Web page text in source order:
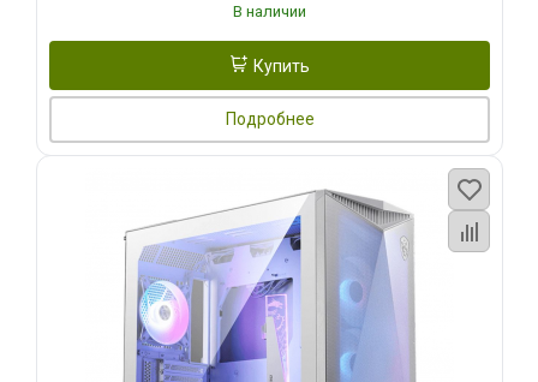
В наличии
Купить
Подробнее